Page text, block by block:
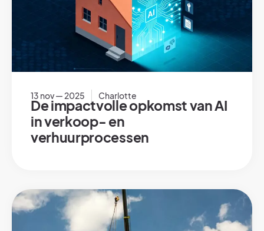
13 nov — 2025 Charlotte
De impactvolle opkomst van AI
in verkoop- en
verhuurprocessen